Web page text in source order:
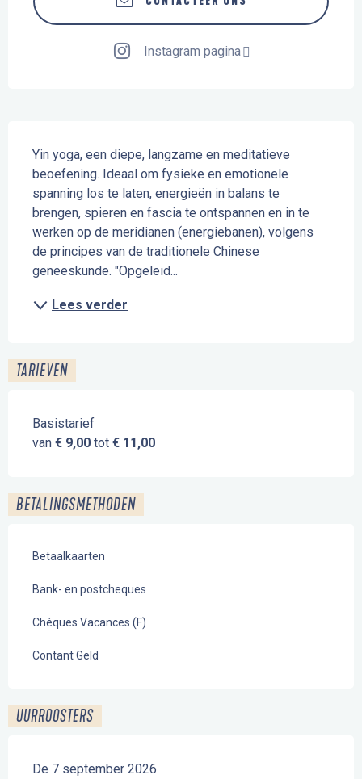
Instagram pagina
Yin yoga, een diepe, langzame en meditatieve
beoefening. Ideaal om fysieke en emotionele
spanning los te laten, energieën in balans te
brengen, spieren en fascia te ontspannen en in te
werken op de meridianen (energiebanen), volgens
de principes van de traditionele Chinese
geneeskunde. "Opgeleid...
Lees verder
TARIEVEN
Basistarief
van € 9,00 tot € 11,00
BETALINGSMETHODEN
Betaalkaarten
Bank- en postcheques
Chéques Vacances (F)
Contant Geld
UURROOSTERS
De 7 september 2026